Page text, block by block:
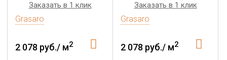
Заказать в 1 клик
Grasaro
2 078 руб./ м2
Заказать в 1 клик
Grasaro
2 078 руб./ м2